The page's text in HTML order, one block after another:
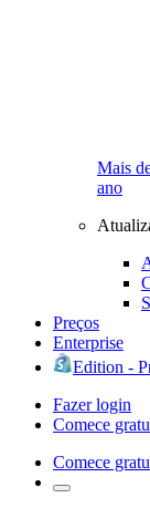
Mais
ano
Preços
Enterprise
Edition -
Fazer login
Comece
Comece